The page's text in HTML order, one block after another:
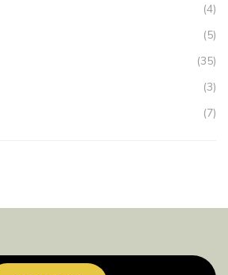
(4)
(5)
(35)
(3)
(7)